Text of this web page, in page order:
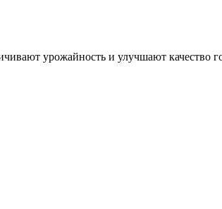
урожайность и улучшают качество